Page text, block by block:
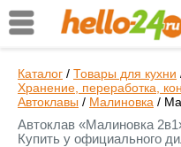
Каталог / Товары для кухни
Хранение, переработка,
Автоклавы / Малиновка /
Автоклав «Малиновка
Купить у официального